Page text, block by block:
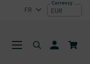
FR EUR
person